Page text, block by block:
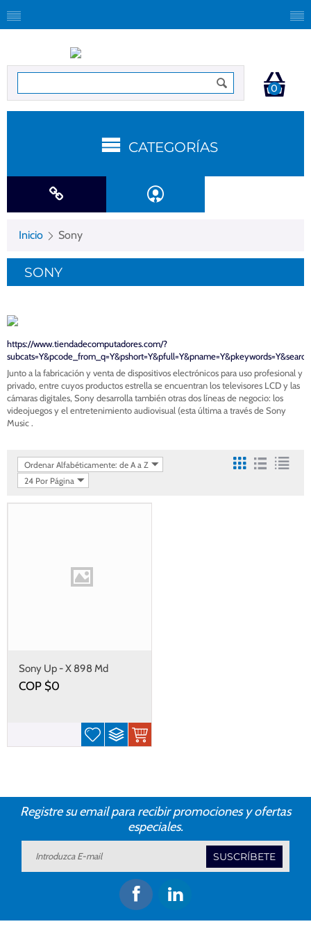
0
CATEGORÍAS
Inicio Sony
SONY
https://www.tiendadecomputadores.com/?
Junto a la fabricación y venta de dispositivos electrónicos para uso profesional y
privado, entre cuyos productos estrella se encuentran los televisores LCD y las
cámaras digitales, Sony desarrolla también otras dos líneas de negocio: los
videojuegos y el entretenimiento audiovisual (esta última a través de Sony
Music .
Ordenar Alfabéticamente: de A a Z
24 Por Página
Sony Up - X 898 Md
COP $0
Registre su email para recibir promociones y ofertas
especiales.
SUSCRÍBETE